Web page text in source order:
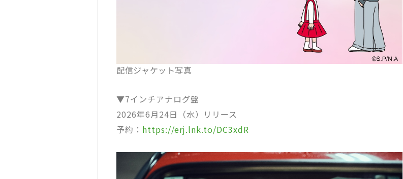
配信ジャケット写真
▼7インチアナログ盤
2026年6月24日（水）リリース
予約： https://erj.lnk.to/DC3xdR